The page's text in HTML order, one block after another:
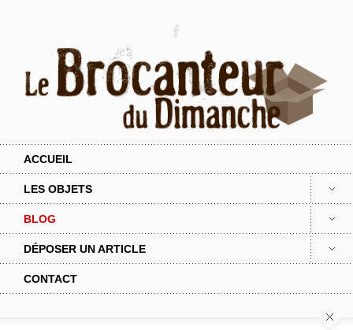
ACCUEIL
LES OBJETS
BLOG
DÉPOSER UN ARTICLE
CONTACT